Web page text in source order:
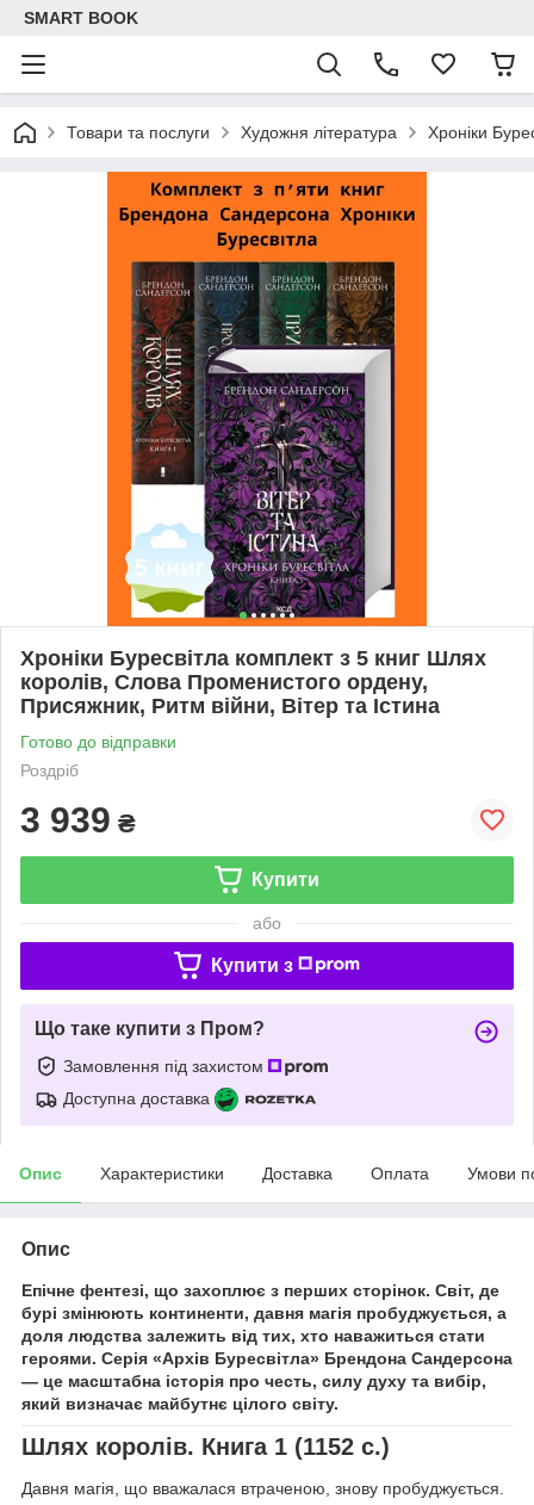
SMART BOOK
Товари та послуги Художня література Хроніки
Хроніки Буресвітла комплект з 5 книг Шлях
королів, Слова Променистого ордену,
Присяжник, Ритм війни, Вітер та Істина
Готово до відправки
Роздріб
3 939 ₴
Купити
або
Купити з
Що таке купити з Пром?
Замовлення під захистом
Доступна доставка
Опис Характеристики Доставка Оплата Умови
Опис
Епічне фентезі, що захоплює з перших сторінок. Світ, де
бурі змінюють континенти, давня магія пробуджується, а
доля людства залежить від тих, хто наважиться стати
героями. Серія «Архів Буресвітла» Брендона Сандерсона
— це масштабна історія про честь, силу духу та вибір,
який визначає майбутнє цілого світу.
Шлях королів. Книга 1 (1152 с.)
Давня магія, що вважалася втраченою, знову пробуджується.